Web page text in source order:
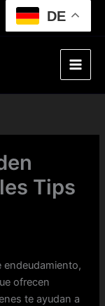
DE
Tips
endeudamiento,
ofrecen
te ayudan a